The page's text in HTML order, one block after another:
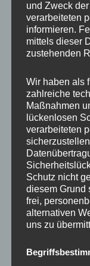
GTP Emblem
Logo Schwarz
10,00€ *
mit
von
5
Nabendeckel JR
WHEELS JRX1
5H Mattschwarz
15,00€
Bewertet
mit
und Zweck
verarbeiteten
informieren.
mittels dieser
zustehenden
Wir haben als
zahlreiche
Maßnahmen
lückenlosen
verarbeiteten
Schutz nicht
diesem Grund
frei,
alternativen
uns zu